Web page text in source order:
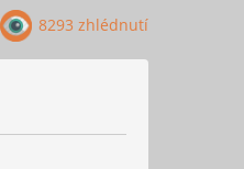
8293 zhlédnutí